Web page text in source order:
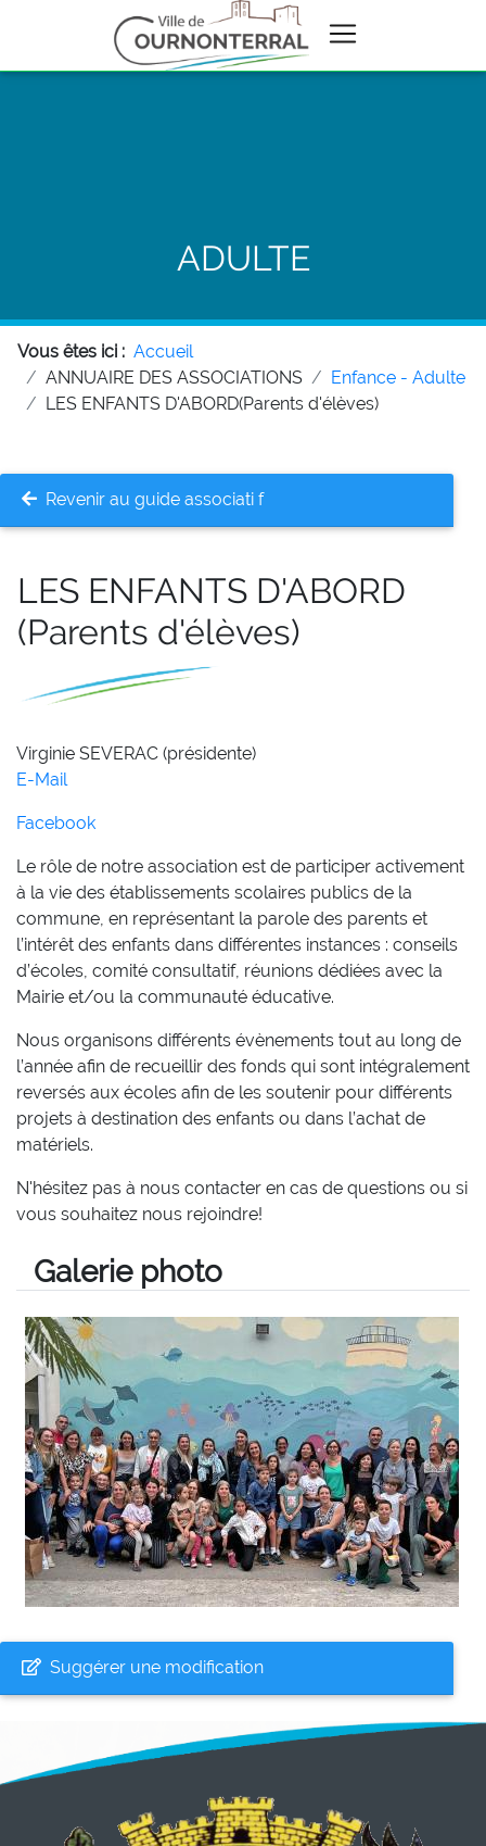
ADULTE
Vous êtes ici : Accueil
ANNUAIRE DES ASSOCIATIONS
Enfance - Adulte
LES ENFANTS D'ABORD(Parents d'élèves)
Revenir au guide associati f
LES ENFANTS D'ABORD
(Parents d'élèves)
Virginie SEVERAC (présidente)
E-Mail
Facebook
Le rôle de notre association est de participer activement
à la vie des établissements scolaires publics de la
commune, en représentant la parole des parents et
l’intérêt des enfants dans différentes instances : conseils
d’écoles, comité consultatif, réunions dédiées avec la
Mairie et/ou la communauté éducative.
Nous organisons différents évènements tout au long de
l’année afin de recueillir des fonds qui sont intégralement
reversés aux écoles afin de les soutenir pour différents
projets à destination des enfants ou dans l’achat de
matériels.
N'hésitez pas à nous contacter en cas de questions ou si
vous souhaitez nous rejoindre!
Galerie photo
Suggérer une modification